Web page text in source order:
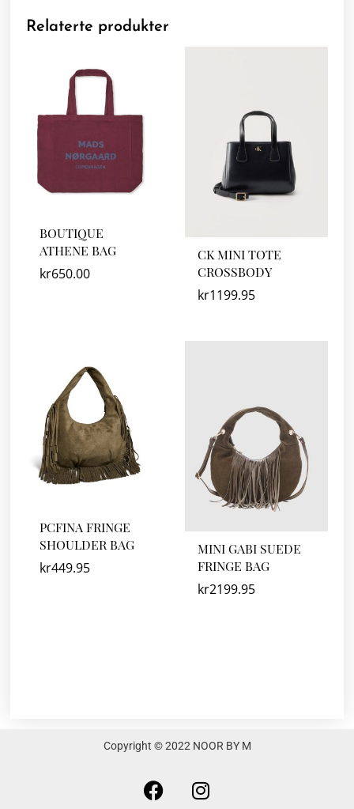
Relaterte produkter
BOUTIQUE
ATHENE BAG
kr650.00
CK MINI TOTE
CROSSBODY
kr1199.95
PCFINA FRINGE
SHOULDER BAG
kr449.95
MINI GABI SUEDE
FRINGE BAG
kr2199.95
Copyright © 2022 NOOR BY M
F
a
I
n